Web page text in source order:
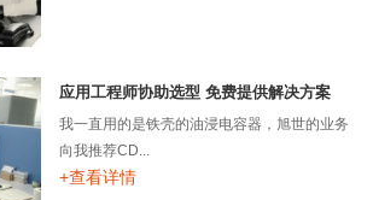
应用工程师协助选型 免费提供解决方案
我一直用的是铁壳的油浸电容器，旭世的业务
向我推荐CD...
+查看详情